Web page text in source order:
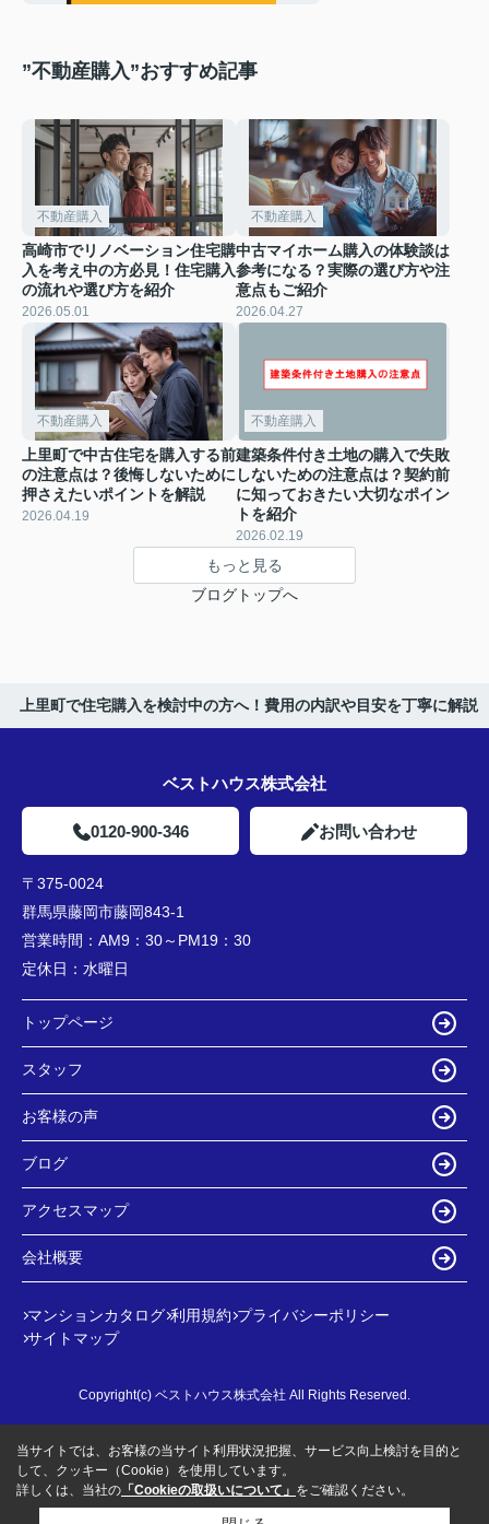
”不動産購入”おすすめ記事
不動産購入
高崎市でリノベーション住宅購
入を考え中の方必見！住宅購入
の流れや選び方を紹介
2026.05.01
不動産購入
中古マイホーム購入の体験談は
参考になる？実際の選び方や注
意点もご紹介
2026.04.27
不動産購入
上里町で中古住宅を購入する前
の注意点は？後悔しないために
押さえたいポイントを解説
2026.04.19
不動産購入
建築条件付き土地の購入で失敗
しないための注意点は？契約前
に知っておきたい大切なポイン
トを紹介
2026.02.19
もっと見る
ブログトップへ
上里町で住宅購入を検討中の方へ！費用の内訳や目安を丁寧に解説
ベストハウス株式会社
0120-900-346 お問い合わせ
〒375-0024
群馬県藤岡市藤岡843-1
営業時間： AM9：30～PM19：30
定休日： 水曜日
トップページ
スタッフ
お客様の声
ブログ
アクセスマップ
会社概要
マンションカタログ 利用規約 プライバシーポリシー
サイトマップ
Copyright(c) ベストハウス株式会社 All Rights Reserved.
当サイトでは、お客様の当サイト利用状況把握、サービス向上検討を目的と
して、クッキー（Cookie）を使用しています。
詳しくは、当社の 「Cookieの取扱いについて」 をご確認ください。